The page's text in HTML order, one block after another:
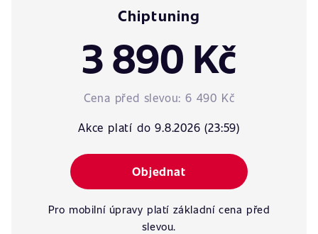
Chiptuning
3 890 Kč
Cena před slevou: 6 490 Kč
Akce platí do 9.8.2026 (23:59)
Objednat
Pro mobilní úpravy platí základní cena před
slevou.